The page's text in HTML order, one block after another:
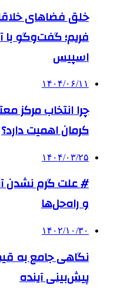
خلق فضاهای
فریم؛ گفت‌وگو با
اسپیس
۱۴۰۴/۰۶/۱۱
چرا انتخاب مرکز
کرمان اهمیت دارد؟
۱۴۰۴/۰۳/۲۵
# علت گرم نشدن
و راه‌حل‌ها
۱۴۰۲/۱۰/۳۰
نگاهی جامع به
پیش‌بینی آینده